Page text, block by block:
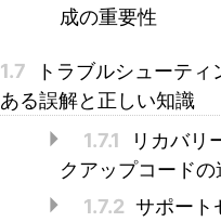
成の重要性
1.7
トラブルシューティ
ある誤解と正しい知識
1.7.1
リカバリ
クアップコードの
1.7.2 サポート